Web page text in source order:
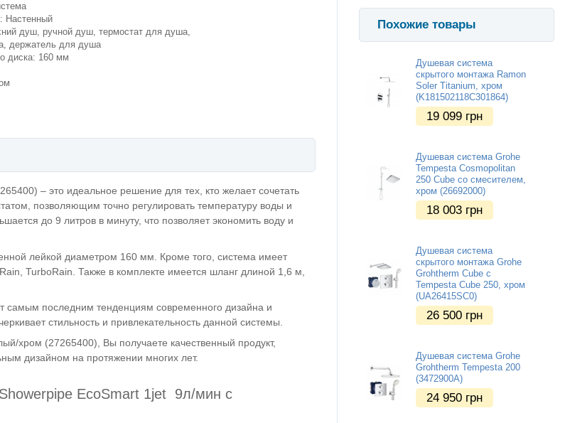
Настенный
душ, ручной душ, термостат для душа,
держатель для душа
диска: 160 мм
– это идеальное решение для тех, кто желает сочетать
позволяющим точно регулировать температуру воды и
до 9 литров в минуту, что позволяет экономить воду и
лейкой диаметром 160 мм. Кроме того, система имеет
TurboRain. Также в комплекте имеется шланг длиной 1,6 м,
самым последним тенденциям современного дизайна и
стильность и привлекательность данной системы.
хром (27265400), Вы получаете качественный продукт,
дизайном на протяжении многих лет.
EcoSmart 1jet 9л/мин с
Похожие товары
Душевая система
скрытого монтажа Ramon
Soler Titanium, хром
(K181502118C301864)
19 099 грн
Душевая система Grohe
Tempesta Cosmopolitan
250 Cube со смесителем,
хром (26692000)
18 003 грн
Душевая система
скрытого монтажа Grohe
Grohtherm Cube с
Tempesta Cube 250, хром
(UA26415SC0)
26 500 грн
Душевая система Grohe
Grohtherm Tempesta 200
(3472900A)
24 950 грн